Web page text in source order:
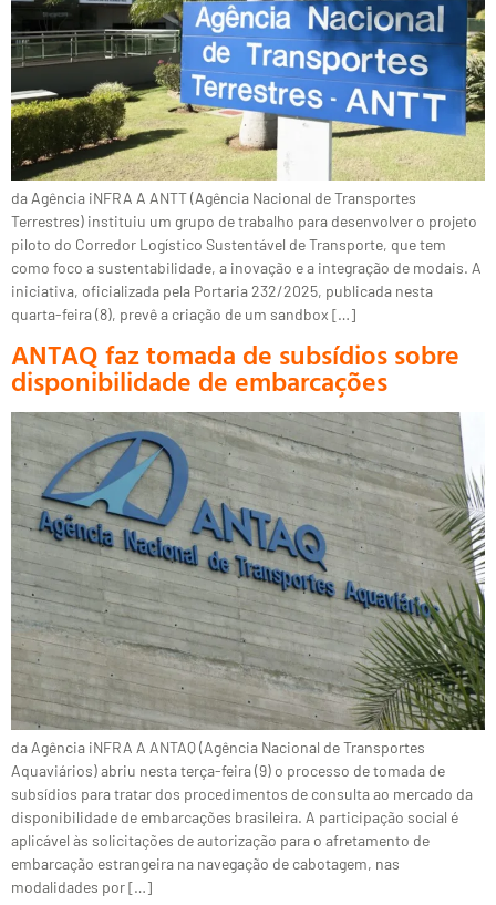
da Agência iNFRA A ANTT (Agência Nacional de Transportes
Terrestres) instituiu um grupo de trabalho para desenvolver o projeto
piloto do Corredor Logístico Sustentável de Transporte, que tem
como foco a sustentabilidade, a inovação e a integração de modais. A
iniciativa, oficializada pela Portaria 232/2025, publicada nesta
quarta-feira (8), prevê a criação de um sandbox […]
ANTAQ faz tomada de subsídios sobre
disponibilidade de embarcações
da Agência iNFRA A ANTAQ (Agência Nacional de Transportes
Aquaviários) abriu nesta terça-feira (9) o processo de tomada de
subsídios para tratar dos procedimentos de consulta ao mercado da
disponibilidade de embarcações brasileira. A participação social é
aplicável às solicitações de autorização para o afretamento de
embarcação estrangeira na navegação de cabotagem, nas
modalidades por […]